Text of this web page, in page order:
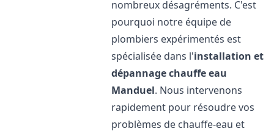
nombreux désagréments. C'est
pourquoi notre équipe de
plombiers expérimentés est
spécialisée dans l'installation et
dépannage chauffe eau
Manduel. Nous intervenons
rapidement pour résoudre vos
problèmes de chauffe-eau et